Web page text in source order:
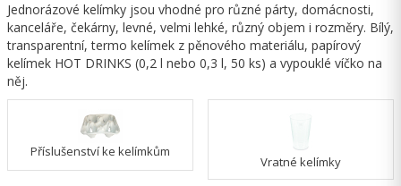
Jednorázové kelímky jsou vhodné pro různé párty, domácnosti,
kanceláře, čekárny, levné, velmi lehké, různý objem i rozměry. Bílý,
transparentní, termo kelímek z pěnového materiálu, papírový
kelímek HOT DRINKS (0,2 l nebo 0,3 l, 50 ks) a vypouklé víčko na
něj.
Příslušenství ke kelímkům
Vratné kelímky